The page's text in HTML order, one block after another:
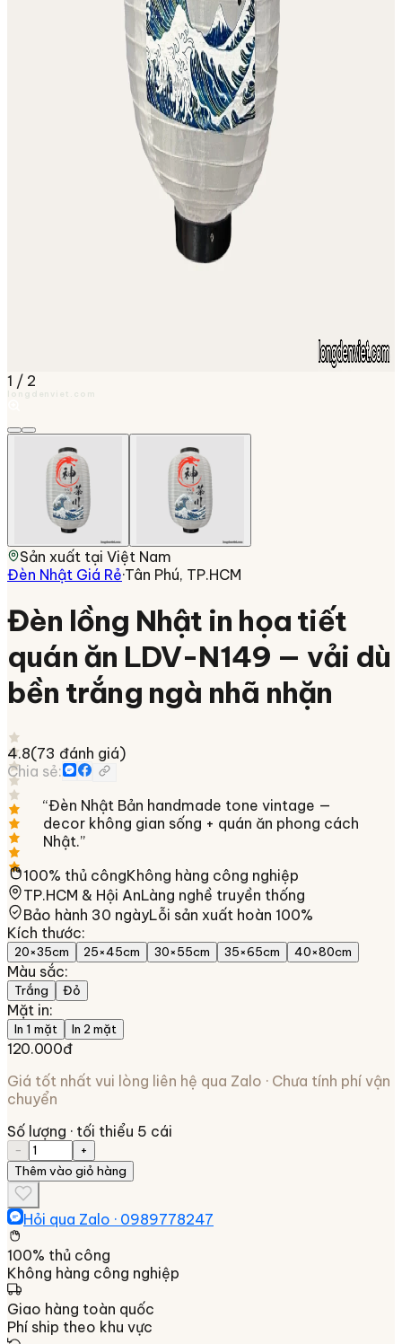
1 / 2
longdenviet.com
Sản xuất tại Việt Nam
Đèn Nhật Giá Rẻ·Tân Phú, TP.HCM
Đèn lồng Nhật in họa tiết
quán ăn LDV-N149 — vải dù
bền trắng ngà nhã nhặn
4.8(73 đánh giá)
Chia sẻ:
“Đèn Nhật Bản handmade tone vintage —
decor không gian sống + quán ăn phong cách
Nhật.”
100% thủ côngKhông hàng công nghiệp
TP.HCM & Hội AnLàng nghề truyền thống
Bảo hành 30 ngàyLỗi sản xuất hoàn 100%
Kích thước:
20×35cm 25×45cm 30×55cm 35×65cm 40×80cm
Màu sắc:
Trắng Đỏ
Mặt in:
In 1 mặt In 2 mặt
120.000đ
Giá tốt nhất vui lòng liên hệ qua Zalo · Chưa tính phí vận
chuyển
Số lượng · tối thiểu 5 cái
−
+
Thêm vào giỏ hàng
Hỏi qua Zalo · 0989778247
100% thủ công
Không hàng công nghiệp
Giao hàng toàn quốc
Phí ship theo khu vực